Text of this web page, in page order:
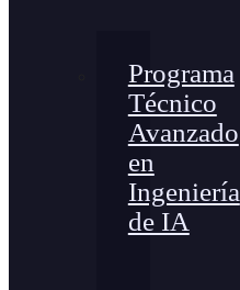
Programa
Técnico
Avanzado
en
Ingeniería
de IA